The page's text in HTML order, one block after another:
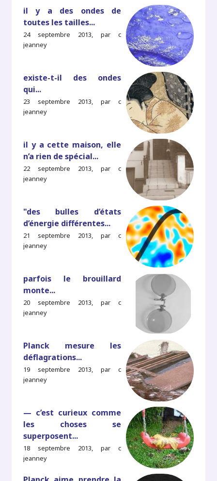
il y a des ondes de
toutes les tailles...
24 septembre 2013, par c
jeanney
existe-t-il des ondes
qui...
23 septembre 2013, par c
jeanney
il y a cette maison, elle
n’a rien de spécial...
22 septembre 2013, par c
jeanney
"des bulles d’états
d’énergie différentes...
21 septembre 2013, par c
jeanney
parfois le brouillard
monte...
20 septembre 2013, par c
jeanney
Planck mesure les
déflagrations...
19 septembre 2013, par c
jeanney
— c’est curieux comme
les choses se
superposent...
18 septembre 2013, par c
jeanney